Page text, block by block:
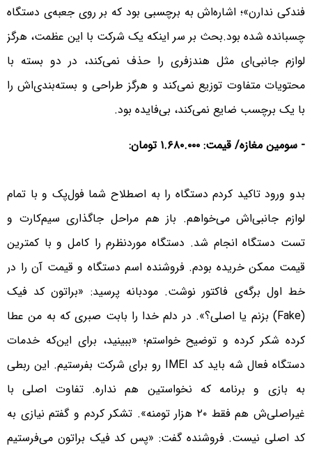
فندکی ندارن»؛ اشاره‌اش به برچسبی بود که بر روی جعبه‌ی دستگاه
چسبانده شده بود.بحث بر سر اینکه یک شرکت با این عظمت، هرگز
لوازم جانبی‌ای مثل هندزفری را حذف نمی‌کند، در دو بسته با
محتویات متفاوت توزیع نمی‌کند و هرگز طراحی و بسته‌بندی‌اش را
با یک برچسب ضایع نمی‌کند، بی‌فایده بود.
- سومین مغازه/ قیمت: ۱.۶۸۰.۰۰۰ تومان:
بدو ورود تاکید کردم دستگاه را به اصطلاح شما فول‌پک و با تمام
لوازم جانبی‌اش می‌خواهم. باز هم مراحل جاگذاری سیم‌کارت و
تست دستگاه انجام شد. دستگاه موردنظرم را کامل و با کمترین
قیمت ممکن خریده بودم. فروشنده اسم دستگاه و قیمت آن را در
خط اول برگه‌ی فاکتور نوشت. مودبانه پرسید: «براتون کد فیک
(Fake) بزنم یا اصلی؟». در دلم خدا را بابت صبری که به من عطا
کرده شکر کرده و توضیح خواستم؛ «ببینید، برای این‌که خدمات
دستگاه فعال شه باید کد IMEI رو برای شرکت بفرستیم. این ربطی
به بازی و برنامه که نخواستین هم نداره. تفاوت اصلی با
غیراصلی‌ش هم فقط ۲۰ هزار تومنه». تشکر کردم و گفتم نیازی به
کد اصلی نیست. فروشنده گفت: «پس کد فیک براتون می‌فرستیم